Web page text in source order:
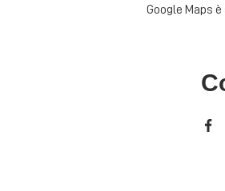
Google Maps